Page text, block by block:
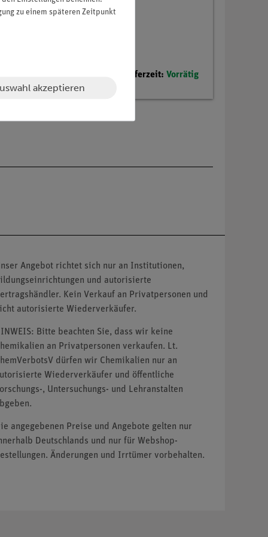
Lieferzeit: Vorrätig
Angebot richtet sich nur an Institutionen,
und autorisierte
Kein Verkauf an Privatpersonen und
autorisierte Wiederverkäufer.
Bitte beachten Sie, dass wir keine
an Privatpersonen verkaufen. Lt.
dürfen wir Chemikalien nur an
Wiederverkäufer und öffentliche
, Untersuchungs- und Lehranstalten
angegebenen Preise und Angebote gelten nur
Deutschlands und nur für Webshop-
Änderungen und Irrtümer vorbehalten.
zu einem späteren Zeitpunkt
akzeptieren